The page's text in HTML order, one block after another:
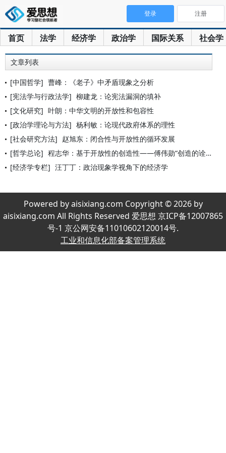
首页 法学 经济学 政治学 国际关系 社会学
登录 注册
文章列表
[中国哲学] 曹峰：《老子》中矛盾现象之分析
[宪法学与行政法学] 柳建龙：论宪法漏洞的填补
[文化研究] 叶朗：中华文明的开放性和包容性
[政治学理论与方法] 杨利敏：论现代政府体系的理性
[社会研究方法] 赵旭东：闭合性与开放性的循环发展
[哲学总论] 程志华：基于开放性的创造性——傅伟勋“创造的诠释学”的价值
[经济学专栏] 汪丁丁：政治现象学视角下的经济学
Powered by aisixiang.com Copyright © 2026 by
aisixiang.com All Rights Reserved 爱思想 京ICP备12007865
号-1 京公网安备11010602120014号.
工业和信息化部备案管理系统